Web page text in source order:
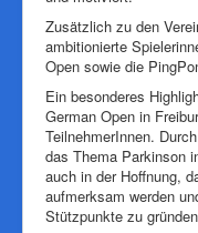
Zusätzlich zu den
ambitionierte
Open sowie die
Ein besonderes
German Open in
TeilnehmerInnen.
das Thema Parkinson
auch in der Hoffnung,
aufmerksam werden
Stützpunkte zu